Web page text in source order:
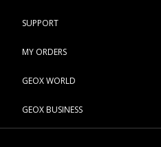
SUPPORT
MY ORDERS
GEOX WORLD
GEOX BUSINESS